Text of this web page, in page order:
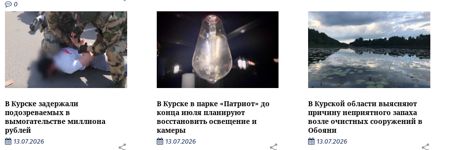
0
В Курске задержали
подозреваемых в
вымогательстве миллиона
рублей
13.07.2026
В Курске в парке «Патриот» до
конца июля планируют
восстановить освещение и
камеры
13.07.2026
В Курской области выясняют
причину неприятного запаха
возле очистных сооружений в
Обояни
13.07.2026